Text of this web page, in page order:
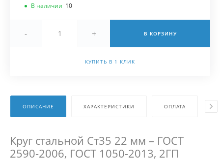
В наличии 10
- + В КОРЗИНУ
КУПИТЬ В 1 КЛИК
ОПИСАНИЕ ХАРАКТЕРИСТИКИ ОПЛАТА
Круг стальной Ст35 22 мм – ГОСТ
2590-2006, ГОСТ 1050-2013, 2ГП